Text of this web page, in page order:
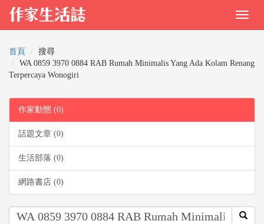
首頁
搜尋
WA 0859 3970 0884 RAB Rumah Minimalis Yang Ada Kolam Renang
Terpercaya Wonogiri
作家動態 (0)
話題文章 (0)
生活部落 (0)
網路書店 (0)